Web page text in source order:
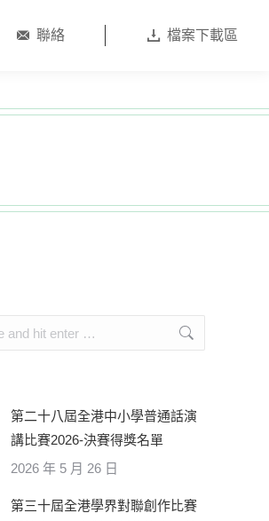
聯絡 檔案下載區
第二十八屆全港中小學普通話演
講比賽2026-決賽得獎名單
2026 年 5 月 26 日
第三十屆全港學界對聯創作比賽